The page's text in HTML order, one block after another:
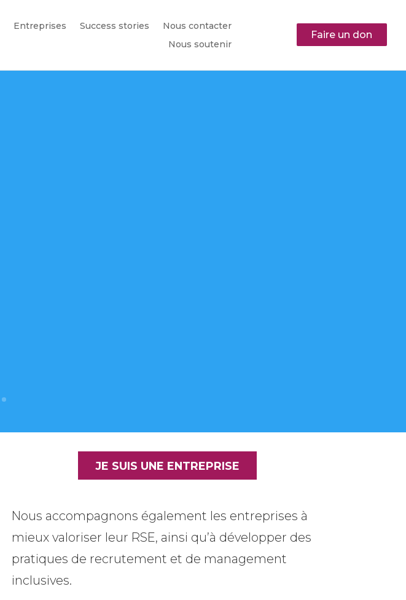
Entreprises Success stories
Nous contacter
Nous soutenir
Faire un don
JE SUIS UNE ENTREPRISE
Nous accompagnons également les entreprises à
mieux valoriser leur RSE, ainsi qu’à développer des
pratiques de recrutement et de management
inclusives.